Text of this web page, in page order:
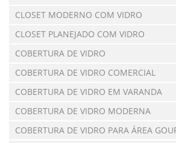
CLOSET MODERNO COM VIDRO
CLOSET PLANEJADO COM VIDRO
COBERTURA DE VIDRO
COBERTURA DE VIDRO COMERCIAL
COBERTURA DE VIDRO EM VARANDA
COBERTURA DE VIDRO MODERNA
COBERTURA DE VIDRO PARA ÁREA